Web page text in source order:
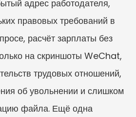
адрес работодателя,
правовых требований в
расчёт зарплаты без
на скриншоты WeChat,
трудовых отношений,
об увольнении и слишком
файла. Ещё одна